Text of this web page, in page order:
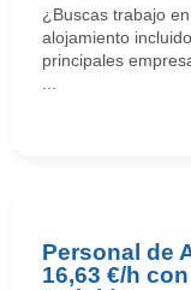
¿Buscas trabajo
alojamiento
principales
Personal de
16,63 €/h